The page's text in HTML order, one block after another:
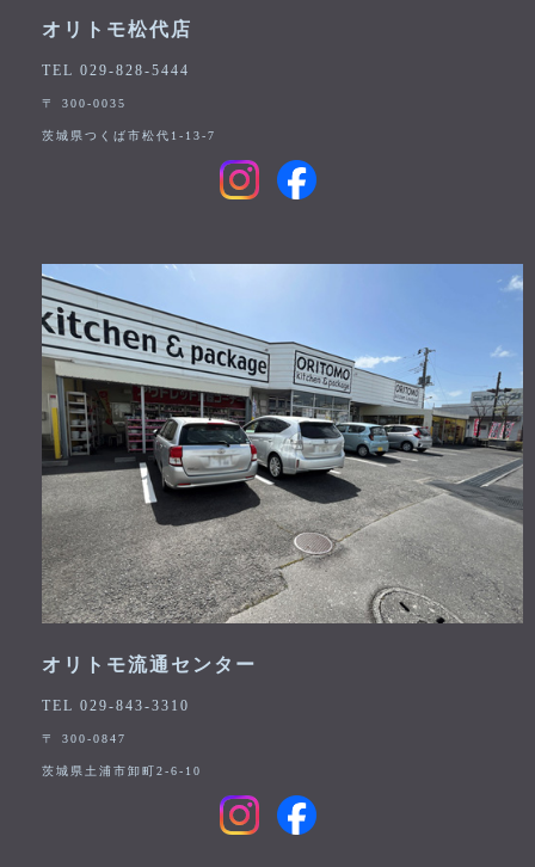
オリトモ松代店
TEL 029-828-5444
〒 300-0035
茨城県つくば市松代1-13-7
オリトモ流通センター
TEL 029-843-3310
〒 300-0847
茨城県土浦市卸町2-6-10